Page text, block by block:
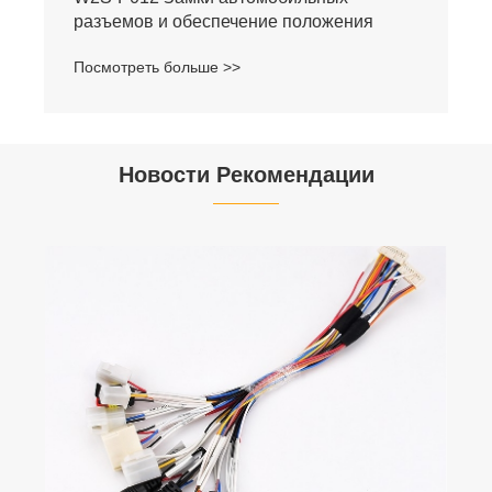
разъемов и обеспечение положения
Посмотреть больше >>
Новости Рекомендации